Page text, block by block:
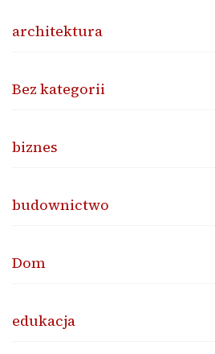
architektura
Bez kategorii
biznes
budownictwo
Dom
edukacja